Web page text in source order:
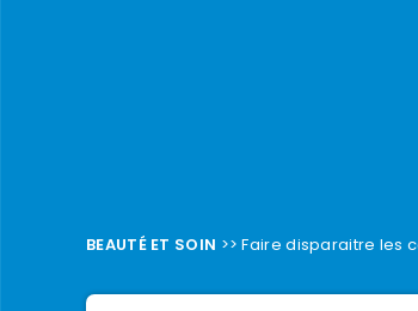
BEAUTÉ ET SOIN >>Faire disparaitre les